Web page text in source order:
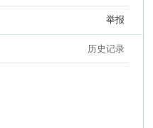
举报
历史记录